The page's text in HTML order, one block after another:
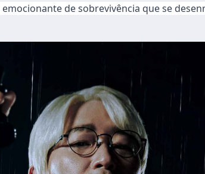
de sobrevivência que se